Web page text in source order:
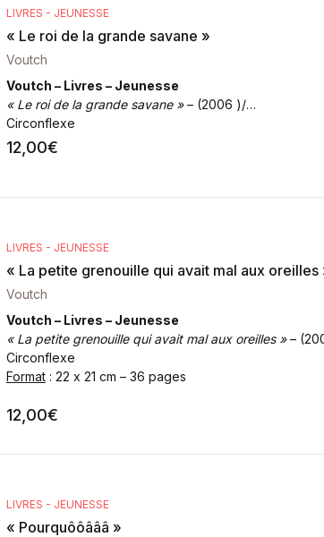
LIVRES - JEUNESSE
« Le roi de la grande savane »
Voutch
Voutch – Livres – Jeunesse
« Le roi de la grande savane »– (2006 )/
Circonflexe
Format: 18 x 25 cm – 32 pages
12,00€
LIVRES - JEUNESSE
« La petite grenouille qui avait mal aux oreilles
Voutch
Voutch – Livres – Jeunesse
« La petite grenouille qui avait mal aux oreilles »–
Circonflexe
Format: 22 x 21 cm – 36 pages
12,00€
LIVRES - JEUNESSE
« Pourquôôâââ »